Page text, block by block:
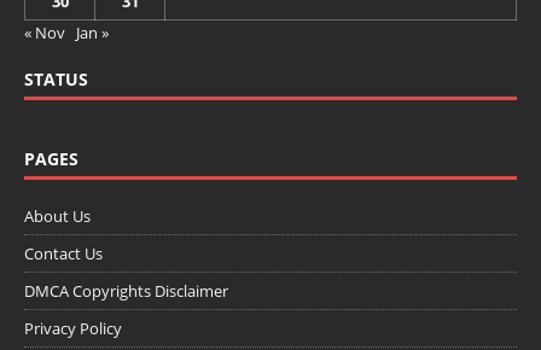
« Nov Jan »
STATUS
PAGES
About Us
Contact Us
DMCA Copyrights Disclaimer
Privacy Policy